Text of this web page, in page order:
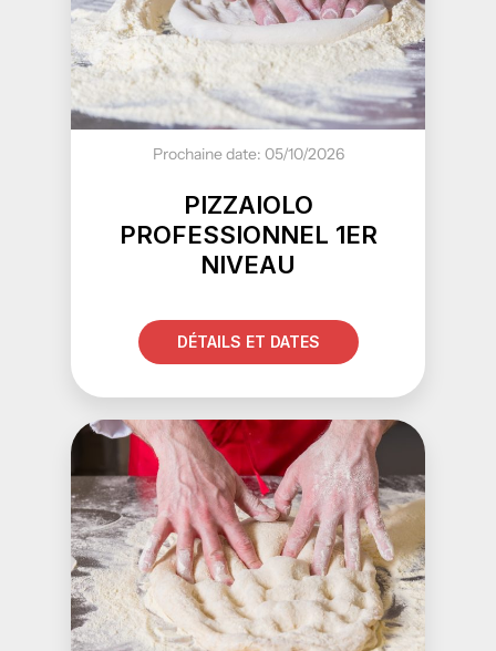
Prochaine date: 05/10/2026
PIZZAIOLO
PROFESSIONNEL 1ER
NIVEAU
DÉTAILS ET DATES